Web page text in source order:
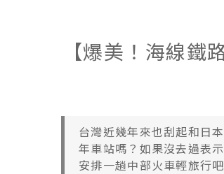
【爆美！海線
台灣近幾年來也刮起和日
年車站嗎？如果沒去過表
安排一趟中部火車輕旅行吧